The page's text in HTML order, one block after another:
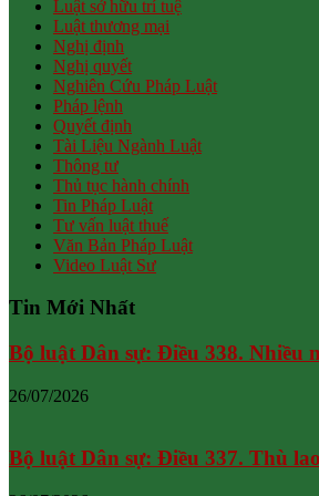
Luật sở hữu trí tuệ
Luật thương mại
Nghị định
Nghị quyết
Nghiên Cứu Pháp Luật
Pháp lệnh
Quyết định
Tài Liệu Ngành Luật
Thông tư
Thủ tục hành chính
Tin Pháp Luật
Tư vấn luật thuế
Văn Bản Pháp Luật
Video Luật Sư
Tin Mới Nhất
Bộ luật Dân sự: Điều 338. Nhiều
26/07/2026
Bộ luật Dân sự: Điều 337. Thù lao